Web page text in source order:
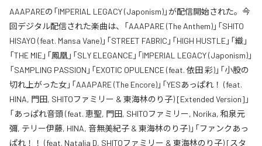
AAAPAREの「IMPERIAL LEGACY (Japonism)」が配信開始された。今
回デジタル配信された楽曲は、「AAAPARE (The Anthem)」「SHITO
HISAYO (feat. Mansa Vane)」「STREET FABRIC」「HIGH HUSTLE」「織」
「THE MIE」「鳳凰」「SLY ELEGANCE」「IMPERIAL LEGACY (Japonism)」
「SAMPLING PASSION」「EXOTIC OPULENCE (feat. 依田 彩)」「小股の
切れ上がった女」「AAAPARE (The Encore)」「YESあっぱれ！ (feat.
HINA, 門田, SHITOファミリー & 東海林のり子) [Extended Version]」
「あっぱれ音頭 (feat. 恵聖, 門田, SHITOファミリー, Norika, 和泉元
彌, テリー伊藤, HINA, 音無美紀子 & 東海林のり子)」「ファンクあっ
ぱれ！！ (feat. Natalia D, SHITOファミリー & 東海林のり子) [スタ